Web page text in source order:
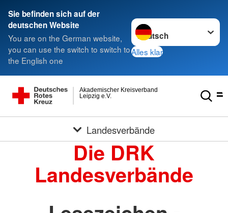
Sie befinden sich auf der
deutschen Website
You are on the German website,
you can use the switch to switch to
the English one
Sprache wechseln zu
Alles klar
Leipzig e.V.
Akademischer Kreisverband
Landesverbände
Die DRK
Landesverbände